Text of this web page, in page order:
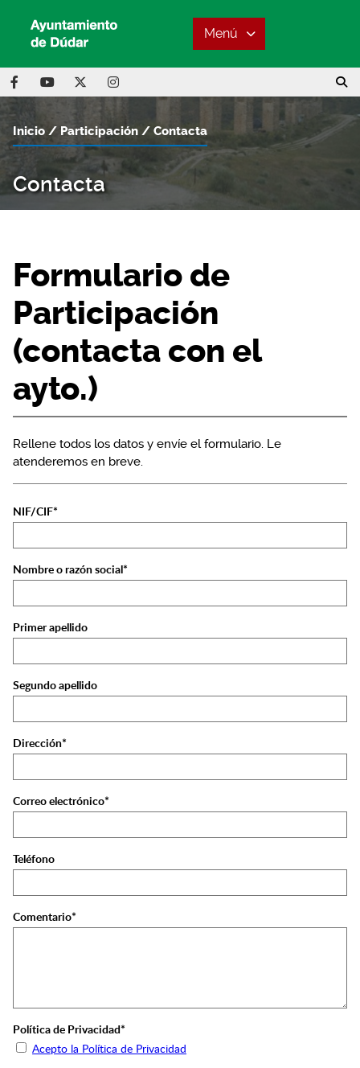
Menú
Contacta
Inicio Participación Contacta
Formulario de
Participación
(contacta con el
ayto.)
Rellene todos los datos y envíe el formulario. Le
atenderemos en breve.
NIF/CIF*
Nombre o razón social*
Primer apellido
Segundo apellido
Dirección*
Correo electrónico*
Teléfono
Comentario*
Política de Privacidad*
Acepto la Política de Privacidad